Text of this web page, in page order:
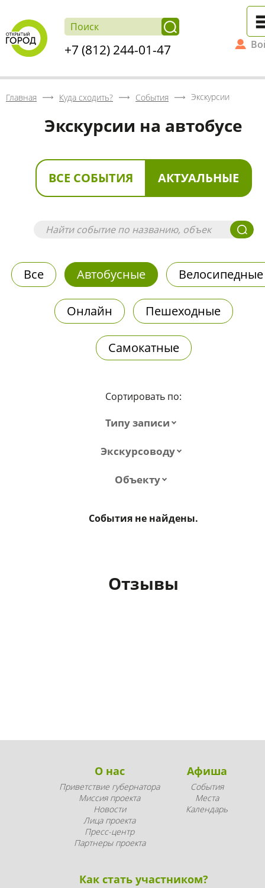
+7 (812) 244-01-47
Главная Куда сходить? События Экскурсии
Экскурсии на автобусе
ВСЕ СОБЫТИЯ АКТУАЛЬНЫЕ
Все Автобусные Велосипедные
Онлайн Пешеходные
Самокатные
Сортировать по:
Типу записи
Экскурсоводу
Объекту
События не найдены.
Отзывы
О нас
Приветствие губернатора
Миссия проекта
Новости
Лица проекта
Пресс-центр
Партнеры проекта
Афиша
События
Места
Календарь
Как стать участником?